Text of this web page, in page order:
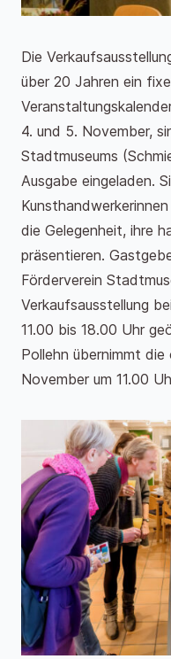
Die
über 20 Jahren ein
4. und 5. November,
Stadtmuseums
Ausgabe eingeladen.
die Gelegenheit, ihre
präsentieren.
Förderverein
Verkaufsausstellung
11.00 bis 18.00 Uhr
Pollehn übernimmt
November um 11.00